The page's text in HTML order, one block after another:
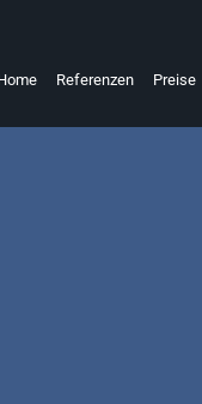
Referenzen Preise